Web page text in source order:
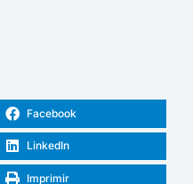
Facebook
LinkedIn
Imprimir